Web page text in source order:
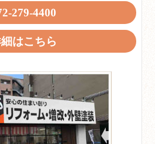
279-4400
はこちら